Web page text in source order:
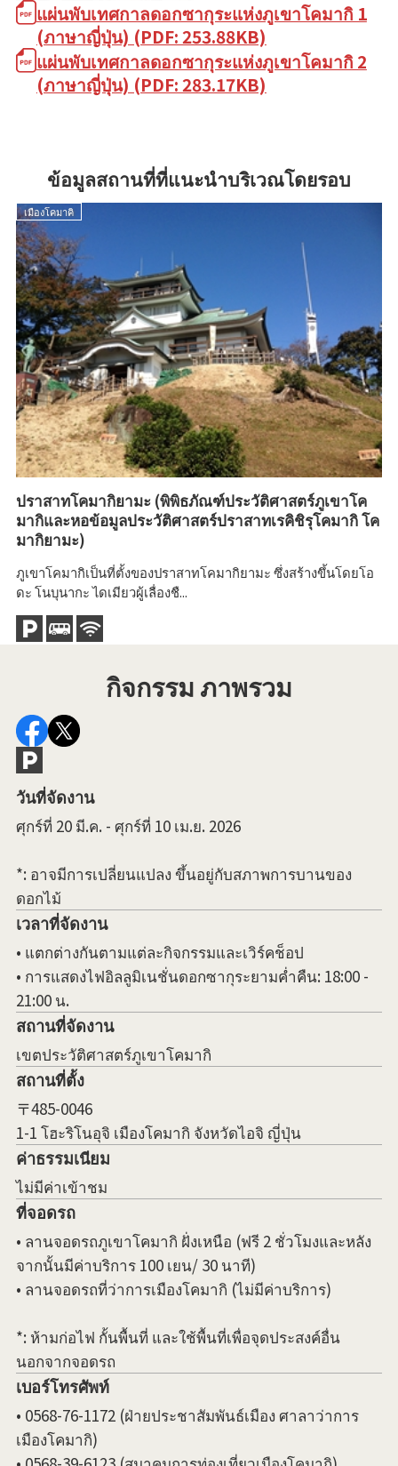
แผ่นพับเทศกาลดอกซากุระแห่งภูเขาโคมากิ 1
(ภาษาญี่ปุ่น) (PDF: 253.88KB)
แผ่นพับเทศกาลดอกซากุระแห่งภูเขาโคมากิ 2
(ภาษาญี่ปุ่น) (PDF: 283.17KB)
ข้อมูลสถานที่ที่แนะนำบริเวณโดยรอบ
เมืองโคมาคิ
ปราสาทโคมากิยามะ (พิพิธภัณฑ์ประวัติศาสตร์ภูเขาโค
มากิและหอข้อมูลประวัติศาสตร์ปราสาทเรคิชิรุโคมากิ โค
มากิยามะ)
ภูเขาโคมากิเป็นที่ตั้งของปราสาทโคมากิยามะ ซึ่งสร้างขึ้นโดยโอ
ดะ โนบุนากะ ไดเมียวผู้เลื่องชื...
กิจกรรม ภาพรวม
วันที่จัดงาน
ศุกร์ที่ 20 มี.ค. - ศุกร์ที่ 10 เม.ย. 2026
*: อาจมีการเปลี่ยนแปลง ขึ้นอยู่กับสภาพการบานของ
ดอกไม้
เวลาที่จัดงาน
• แตกต่างกันตามแต่ละกิจกรรมและเวิร์คช็อป
• การแสดงไฟอิลลูมิเนชั่นดอกซากุระยามค่ำคืน: 18:00 -
21:00 น.
สถานที่จัดงาน
เขตประวัติศาสตร์ภูเขาโคมากิ
สถานที่ตั้ง
〒485-0046
1-1 โฮะริโนอุจิ เมืองโคมากิ จังหวัดไอจิ ญี่ปุ่น
ค่าธรรมเนียม
ไม่มีค่าเข้าชม
ที่จอดรถ
• ลานจอดรถภูเขาโคมากิ ฝั่งเหนือ (ฟรี 2 ชั่วโมงและหลัง
จากนั้นมีค่าบริการ 100 เยน/ 30 นาที)
• ลานจอดรถที่ว่าการเมืองโคมากิ (ไม่มีค่าบริการ)
*: ห้ามก่อไฟ กั้นพื้นที่ และใช้พื้นที่เพื่อจุดประสงค์อื่น
นอกจากจอดรถ
เบอร์โทรศัพท์
• 0568-76-1172 (ฝ่ายประชาสัมพันธ์เมือง ศาลาว่าการ
เมืองโคมากิ)